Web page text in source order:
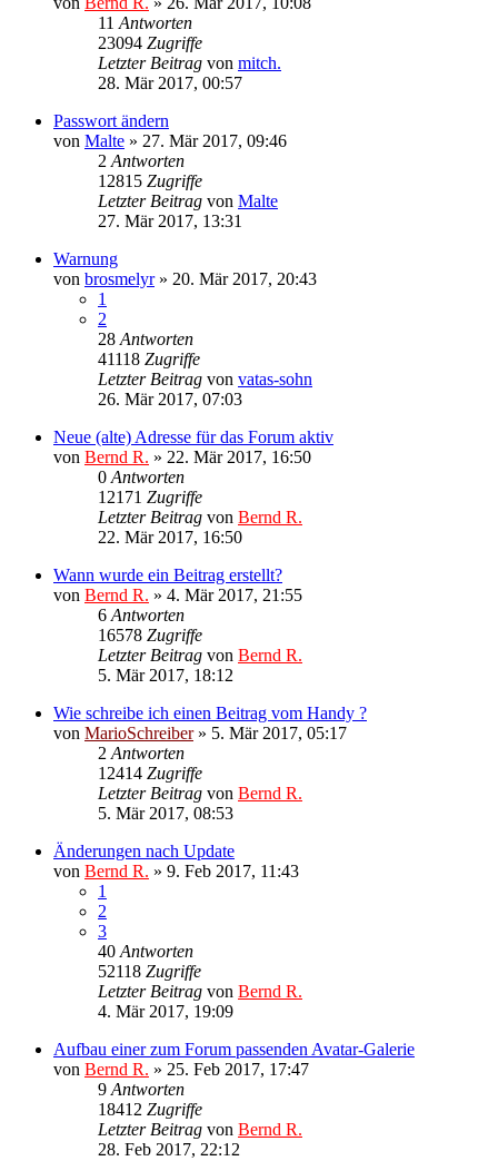
11 Antworten
23094 Zugriffe
Letzter Beitrag von mitch.
28. Mär 2017, 00:57
Passwort ändern
von Malte » 27. Mär 2017, 09:46
2 Antworten
12815 Zugriffe
Letzter Beitrag von Malte
27. Mär 2017, 13:31
Warnung
von brosmelyr» 20. Mär 2017, 20:43
1
2
28 Antworten
41118 Zugriffe
Letzter Beitrag von vatas-sohn
26. Mär 2017, 07:03
Neue (alte) Adresse für das Forum aktiv
von Bernd R. » 22. Mär 2017, 16:50
0 Antworten
12171 Zugriffe
Letzter Beitrag von Bernd R.
22. Mär 2017, 16:50
Wann wurde ein Beitrag erstellt?
von Bernd R. » 4. Mär 2017, 21:55
6 Antworten
16578 Zugriffe
Letzter Beitrag von Bernd R.
5. Mär 2017, 18:12
Wie schreibe ich einen Beitrag vom Handy ?
von MarioSchreiber» 5. Mär 2017, 05:17
2 Antworten
12414 Zugriffe
Letzter Beitrag von Bernd R.
5. Mär 2017, 08:53
Änderungen nach Update
von Bernd R. » 9. Feb 2017, 11:43
1
2
3
40 Antworten
52118 Zugriffe
Letzter Beitrag von Bernd R.
4. Mär 2017, 19:09
Aufbau einer zum Forum passenden Avatar-Galerie
von Bernd R. » 25. Feb 2017, 17:47
9 Antworten
18412 Zugriffe
Letzter Beitrag von Bernd R.
28. Feb 2017, 22:12